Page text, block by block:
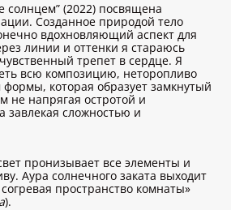
солнцем” (2022) посвящена
Созданное природой тело
вдохновляющий аспект для
линии и оттенки я стараюсь
трепет в сердце. Я
всю композицию, неторопливо
которая образует замкнутый
не напрягая остротой и
завлекая сложностью и
пронизывает все элементы и
Аура солнечного заката выходит
пространство комнаты»
).